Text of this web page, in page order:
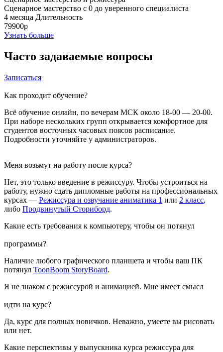
Сценарное мастерство с 0 до уверенного специалиста
4 месяца Длительность
79900р
Узнать больше
Часто задаваемые вопросы
Записаться
Как проходит обучение?
Всё обучение онлайн, по вечерам МСК около 18-00 — 20-00.
При наборе нескольких групп открывается комфортное для
студентов восточных часовых поясов расписание.
Подробности уточняйте у администраторов.
Меня возьмут на работу после курса?
Нет, это только введение в режиссуру. Чтобы устроиться на
работу, нужно сдать дипломные работы на профессиональных
курсах — Режиссура и озвучание аниматика 1 или 2 класс,
либо Продвинутый Сториборд.
Какие есть требования к компьютеру, чтобы он потянул
программы?
Наличие любого графического планшета и чтобы ваш ПК
потянул ToonBoom StoryBoard.
Я не знаком с режиссурой и анимацией. Мне имеет смысл
идти на курс?
Да, курс для полных новичков. Неважно, умеете вы рисовать
или нет.
Какие перспективы у выпускника курса режиссура для